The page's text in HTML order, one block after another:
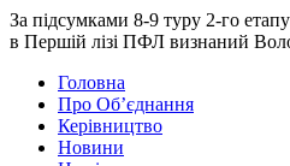
За підсумками 8-9 туру 2-го
в Першій лізі ПФЛ визнаний
Головна
Про Об’єднання
Керівництво
Новини